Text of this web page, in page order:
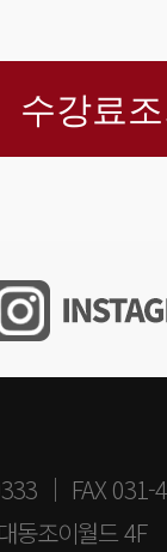
수강료
│ FAX 031-
동조이월드 4F